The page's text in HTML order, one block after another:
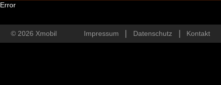
Error
© 2026 Xmobil Impressum Datenschutz Kontakt